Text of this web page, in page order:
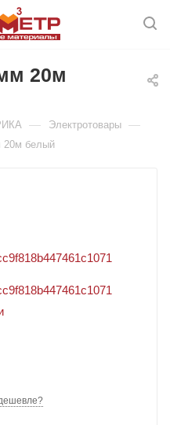
20м
— Электротовары —
20м белый